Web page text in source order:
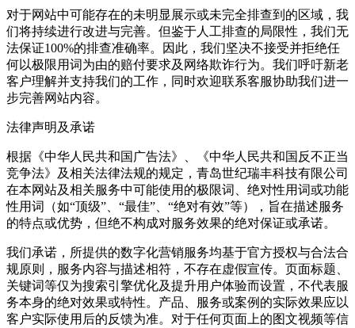
对于网站中可能存在的未明显展示或未完全排查到的区域，我
们将持续进行改进与完善。但鉴于人工排查的局限性，我们无
法保证100%的排查准确率。因此，我们坚决不接受并拒绝任
何以极限用词为由的赔付要求及网络欺诈行为。我们呼吁新老
客户理解并支持我们的工作，同时欢迎联系客服协助我们进一
步完善网站内容。
法律声明及承诺
根据《中华人民共和国广告法》、《中华人民共和国反不正当
竞争法》及相关法律法规的规定，青岛世纪瑞丰科技有限公司
在本网站及相关服务中可能使用的极限词、绝对性用词或功能
性用词（如“顶级”、“最佳”、“绝对有效”等），旨在描述服务
的特点或优势，但绝不构成对服务效果的绝对保证或承诺。
我们承诺，所提供的数字化营销服务均基于官方授权与合法合
规原则，服务内容与描述相符，不存在虚假宣传。页面标题、
关键词等仅为搜索引擎优化及提升用户体验而设置，不代表服
务本身的绝对效果或特性。产品、服务或案例的实际效果应以
客户实际使用后的反馈为准。对于任何页面上的图文视频等信